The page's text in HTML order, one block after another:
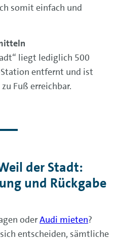
somit einfach und
liegt lediglich 500
entfernt und ist
Fuß erreichbar.
der Stadt:
und Rückgabe
oderAudi mieten?
entscheiden, sämtliche